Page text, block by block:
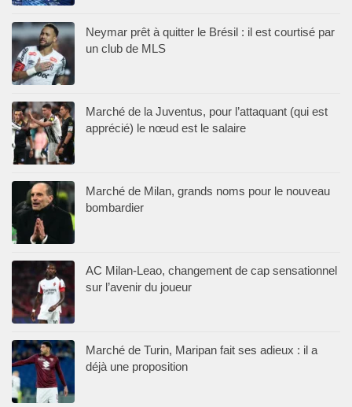
Neymar prêt à quitter le Brésil : il est courtisé par
un club de MLS
Marché de la Juventus, pour l’attaquant (qui est
apprécié) le nœud est le salaire
Marché de Milan, grands noms pour le nouveau
bombardier
AC Milan-Leao, changement de cap sensationnel
sur l’avenir du joueur
Marché de Turin, Maripan fait ses adieux : il a
déjà une proposition